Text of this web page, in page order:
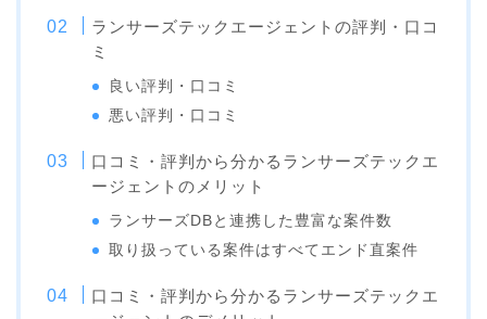
ランサーズテックエージェントの評判・口コ
ミ
良い評判・口コミ
悪い評判・口コミ
口コミ・評判から分かるランサーズテックエ
ージェントのメリット
ランサーズDBと連携した豊富な案件数
取り扱っている案件はすべてエンド直案件
口コミ・評判から分かるランサーズテックエ